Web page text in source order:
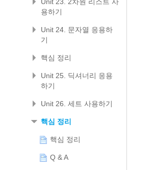
용하기
Unit 24. 문자열 응용하
기
핵심 정리
Unit 25. 딕셔너리 응용
하기
Unit 26. 세트 사용하기
핵심 정리
핵심 정리
Q & A